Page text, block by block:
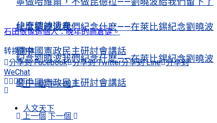
紀念劉曉波我們紀念什麽——在萊比錫紀念劉曉波
暨中國憲政民主研討會講話
上一個 下一個
人文天下
什麼精神遺產
紀念劉曉波我們紀念什麽——在萊比錫紀念劉曉波
暨中國憲政民主研討會講話
上一個 下一個
石田很像這個人：晚年的高倉健。
转换简体
分享到 Facebook 分享到 Twitter分享到 Line 分享到
WeChat